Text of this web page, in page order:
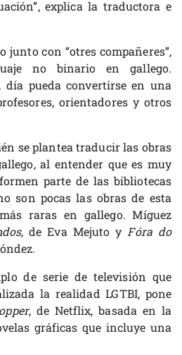
explica la traductora e
junto con “otres compañeres”,
no binario en gallego.
día pueda convertirse en una
orientadores y otros
se plantea traducir las obras
al entender que es muy
parte de las bibliotecas
son pocas las obras de esta
raras en gallego. Míguez
, de Eva Mejuto y Fóra do
de serie de televisión que
la realidad LGTBI, pone
, de Netflix, basada en la
gráficas que incluye una